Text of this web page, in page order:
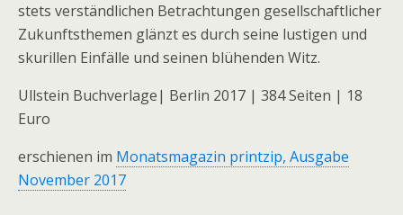
stets verständlichen Betrachtungen gesellschaftlicher
Zukunftsthemen glänzt es durch seine lustigen und
skurillen Einfälle und seinen blühenden Witz.
Ullstein Buchverlage| Berlin 2017 | 384 Seiten | 18
Euro
erschienen im Monatsmagazin printzip, Ausgabe
November 2017